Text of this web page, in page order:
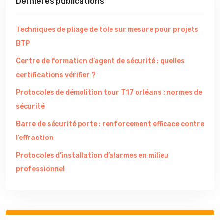
Techniques de pliage de tôle sur mesure pour projets
BTP
Centre de formation d’agent de sécurité : quelles
certifications vérifier ?
Protocoles de démolition tour T17 orléans : normes de
sécurité
Barre de sécurité porte : renforcement efficace contre
l’effraction
Protocoles d’installation d’alarmes en milieu
professionnel